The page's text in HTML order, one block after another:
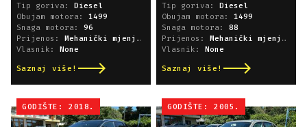
Tip goriva: Diesel
Obujam motora: 1499
Snaga motora: 96
Prijenos: Mehanički mjenjač
Vlasnik: None
Saznaj više!
Tip goriva: Diesel
Obujam motora: 1499
Snaga motora: 88
Prijenos: Mehanički mjenjač
Vlasnik: None
Saznaj više!
GODIŠTE: 2018. GODIŠTE: 2005.